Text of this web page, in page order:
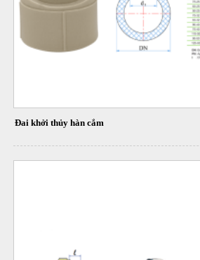
Đai khởi thủy hàn cắm